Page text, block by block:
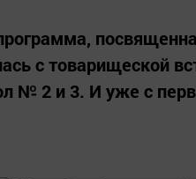
с товарищеской
№ 2 и 3. И уже с